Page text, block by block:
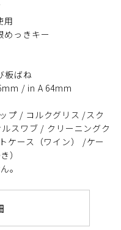
用
めっきキー
板ばね
/ in A 64mm
プ / コルクグリス /スク
スワブ / クリーニングク
ケース（ワイン） /ケー
）
。